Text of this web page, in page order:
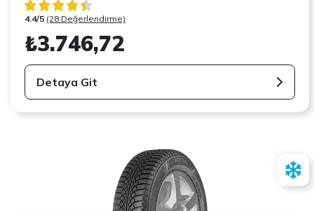
4.4/5 (28 Değerlendirme)
₺3.746,72
Detaya Git